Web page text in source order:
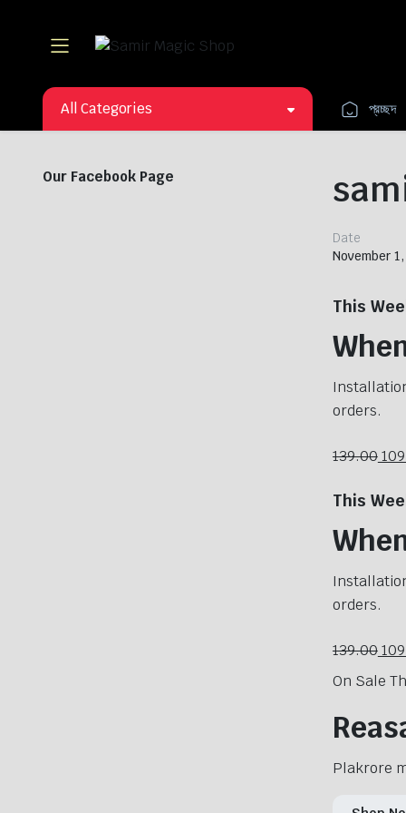
All Categories প্রচ্ছদ
Our Facebook Page
Date
November
This
orders.
139.00
This
orders.
139.00
On Sale
Plakrore